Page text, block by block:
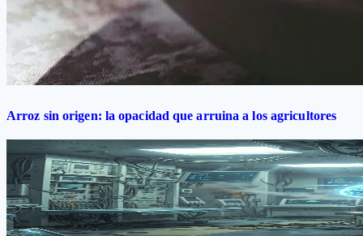
Arroz sin origen: la opacidad que arruina a los agricultores